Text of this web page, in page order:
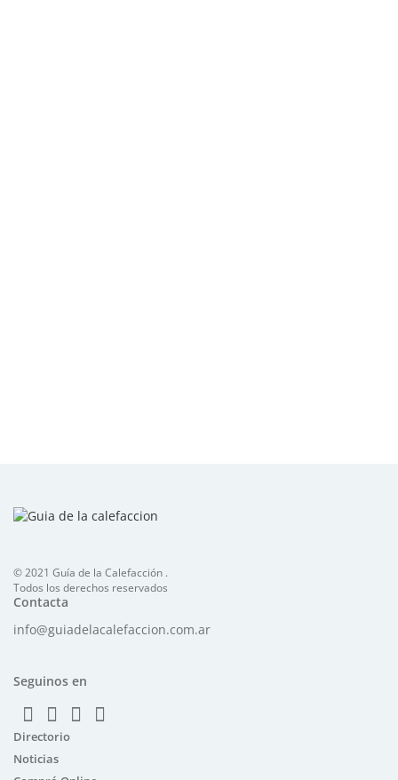
© 2021 Guía de la Calefacción .
Todos los derechos reservados
Contacta
info@guiadelacalefaccion.com.ar
Seguinos en
Directorio
Noticias